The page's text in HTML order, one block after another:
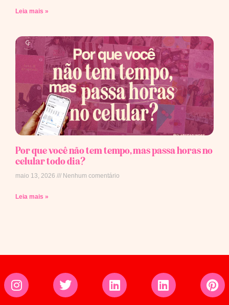
Leia mais »
Por que você não tem tempo, mas passa horas no
celular todo dia?
maio 13, 2026 Nenhum comentário
Leia mais »